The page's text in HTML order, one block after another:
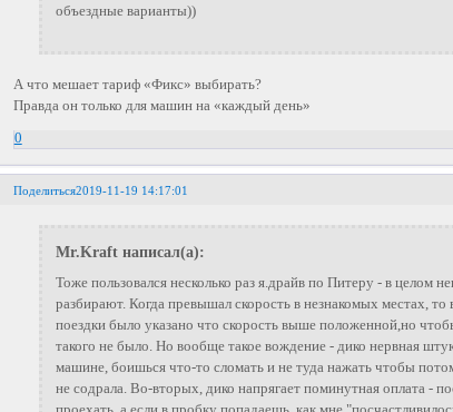
объездные варианты))
А что мешает тариф «Фикс» выбирать?
Правда он только для машин на «каждый день»
0
Поделиться2019-11-19 14:17:01
Mr.Kraft написал(а):
Тоже пользовался несколько раз я.драйв по Питеру - в целом
разбирают. Когда превышал скорость в незнакомых местах,
поездки было указано что скорость выше положенной,но
такого не было. Но вообще такое вождение - дико нервная
машине, боишься что-то сломать и не туда нажать чтобы
не содрала. Во-вторых, дико напрягает поминутная оплата -